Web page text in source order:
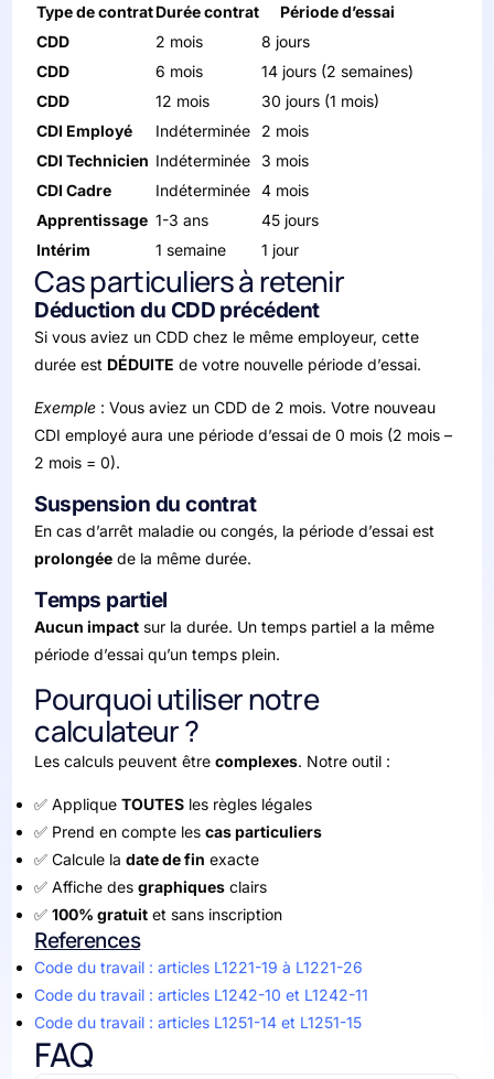
Type de contratDurée contrat
Période d’essai
CDD
2 mois
8 jours
CDD
6 mois
14 jours (2 semaines)
CDD
12 mois
30 jours (1 mois)
CDI Employé
Indéterminée
2 mois
CDI Technicien Indéterminée
3 mois
CDI Cadre
Indéterminée
4 mois
Apprentissage 1-3 ans
45 jours
Intérim
1 semaine 1 jour
Cas particuliers à retenir
Déduction du CDD précédent
Si vous aviez un CDD chez le même employeur, cette
durée est DÉDUITE de votre nouvelle période d’essai.
Exemple : Vous aviez un CDD de 2 mois. Votre nouveau
CDI employé aura une période d’essai de 0 mois (2 mois –
2 mois = 0).
Suspension du contrat
En cas d’arrêt maladie ou congés, la période d’essai est
prolongée de la même durée.
Temps partiel
Aucun impact sur la durée. Un temps partiel a la même
période d’essai qu’un temps plein.
Pourquoi utiliser notre
calculateur ?
Les calculs peuvent êtrecomplexes. Notre outil :
✅ AppliqueTOUTES les règles légales
✅ Prend en compte lescas particuliers
✅ Calcule ladate de fin exacte
✅ Affiche desgraphiques clairs
✅100% gratuit et sans inscription
References
Code du travail : articles L1221-19 à L1221-26
Code du travail : articles L1242-10 et L1242-11
Code du travail : articles L1251-14 et L1251-15
FAQ